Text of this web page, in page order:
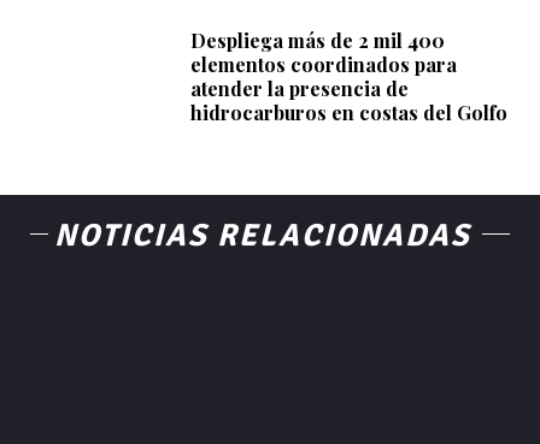
Despliega más de 2 mil 400
elementos coordinados para
atender la presencia de
hidrocarburos en costas del Golfo
NOTICIAS RELACIONADAS